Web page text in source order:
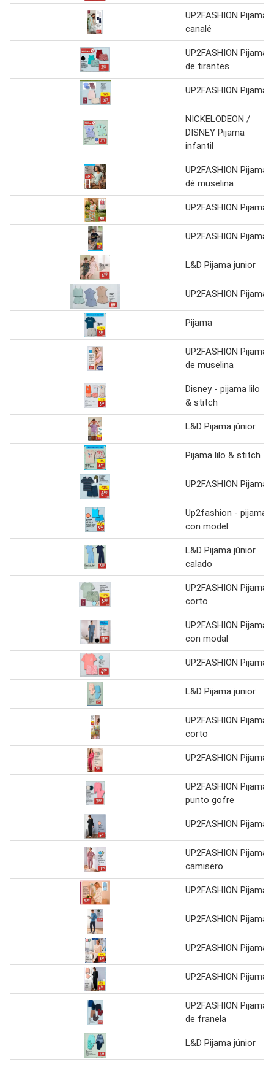
UP2FASHION Pijama
canalé
UP2FASHION Pijama
de tirantes
UP2FASHION Pijama
NICKELODEON /
DISNEY Pijama
infantil
UP2FASHION Pijama
dé muselina
UP2FASHION Pijama
UP2FASHION Pijama
L&D Pijama junior
UP2FASHION Pijama
Pijama
UP2FASHION Pijama
de muselina
Disney - pijama lilo
& stitch
L&D Pijama júnior
Pijama lilo & stitch
UP2FASHION Pijama
Up2fashion - pijama
con model
L&D Pijama júnior
calado
UP2FASHION Pijama
corto
UP2FASHION Pijama
con modal
UP2FASHION Pijama
L&D Pijama junior
UP2FASHION Pijama
corto
UP2FASHION Pijama
UP2FASHION Pijama
punto gofre
UP2FASHION Pijama
UP2FASHION Pijama
camisero
UP2FASHION Pijama
UP2FASHION Pijama
UP2FASHION Pijama
UP2FASHION Pijama
UP2FASHION Pijama
de franela
L&D Pijama júnior